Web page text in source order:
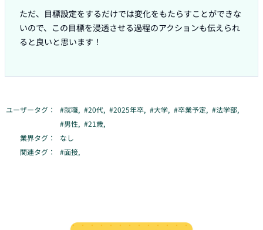
ただ、目標設定をするだけでは変化をもたらすことができな
いので、この目標を浸透させる過程のアクションも伝えられ
ると良いと思います！
ユーザータグ： #就職, #20代, #2025年卒, #大学, #卒業予定, #法学部,
#男性, #21歳,
業界タグ：
なし
関連タグ：
#面接,